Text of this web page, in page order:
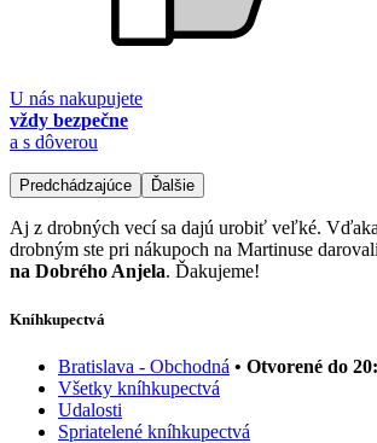
U nás nakupujete
vždy bezpečne
a s dôverou
Predchádzajúce Ďalšie
Aj z drobných vecí sa dajú urobiť veľké.
drobným ste pri nákupoch na Martinuse
na Dobrého Anjela. Ďakujeme!
Kníhkupectvá
Bratislava - Obchodná • Otvorené do
Všetky kníhkupectvá
Udalosti
Spriatelené kníhkupectvá